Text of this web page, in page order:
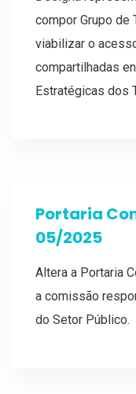
compor Grupo de
viabilizar o
compartilhadas
Estratégicas dos
Portaria
05/2025
Altera a Portaria
a comissão
do Setor Público.